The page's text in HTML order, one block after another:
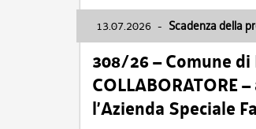
13.07.2026 - Scadenza della
308/26 – Comune
COLLABORATORE
l’Azienda Speciale